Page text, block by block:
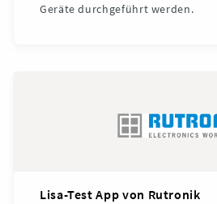
Geräte durchgeführt werden.
Lisa-Test App von Rutronik